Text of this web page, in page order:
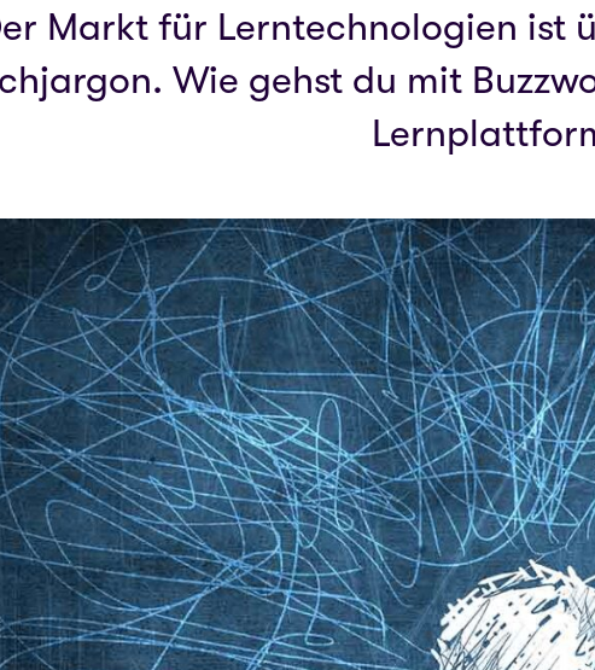
Markt für Lerntechnologien ist
Wie gehst du mit